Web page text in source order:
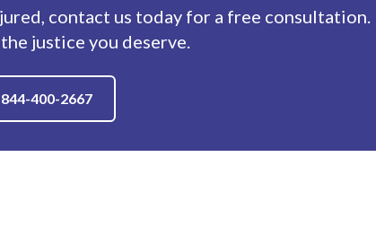
contact us today for a free consultation.
justice you deserve.
400-2667